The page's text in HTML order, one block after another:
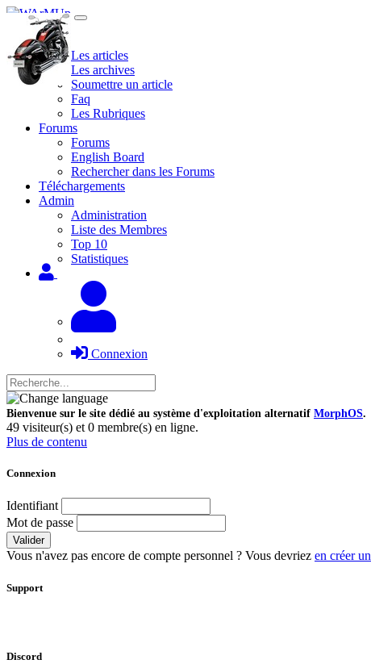
Site
Les articles
Les archives
Soumettre un article
Faq
Les Rubriques
Forums
Forums
English Board
Rechercher dans les Forums
Téléchargements
Admin
Administration
Liste des Membres
Top 10
Statistiques
Connexion
Bienvenue sur le site dédié au système d'exploitation alternatif MorphOS.
49 visiteur(s) et 0 membre(s) en ligne.
Plus de contenu
Connexion
Identifiant
Mot de passe
Valider
Vous n'avez pas encore de compte personnel ? Vous devriez en créer un
Support
Discord